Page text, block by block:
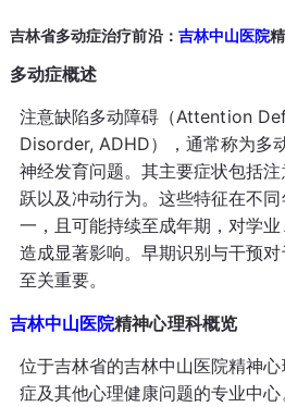
吉林省多动症治疗前沿： 吉林中山医院
多动症概述
注意缺陷多动障碍（Attention
Disorder, ADHD），通常称为多
神经发育问题。其主要症状包括
跃以及冲动行为。这些特征在不
一，且可能持续至成年期，对学
造成显著影响。早期识别与干预
至关重要。
吉林中山医院精神心理科概览
位于吉林省的吉林中山医院精神
症及其他心理健康问题的专业中